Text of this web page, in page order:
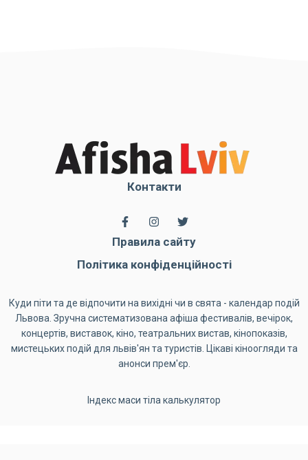
Контакти
Правила сайту
Політика конфіденційності
Куди піти та де відпочити на вихідні чи в свята - календар подій
Львова. Зручна систематизована афіша фестивалів, вечірок,
концертів, виставок, кіно, театральних вистав, кінопоказів,
мистецьких подій для львів'ян та туристів. Цікаві кіноогляди та
анонси прем'єр.
Індекс маси тіла калькулятор